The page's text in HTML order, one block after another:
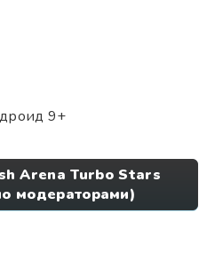
9+
Arena Turbo Stars
модераторами)